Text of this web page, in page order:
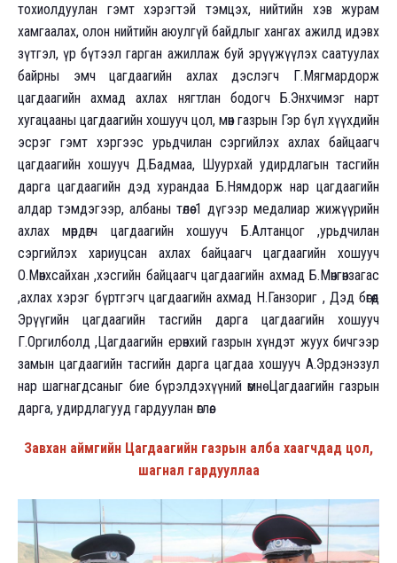
тохиолдуулан гэмт хэрэгтэй тэмцэх, нийтийн хэв журам
хамгаалах, олон нийтийн аюулгүй байдлыг хангах ажилд идэвх
зүтгэл, үр бүтээл гарган ажиллаж буй эрүүжүүлэх саатуулах
байрны эмч цагдаагийн ахлах дэслэгч Г.Мягмардорж
цагдаагийн ахмад ахлах нягтлан бодогч Б.Энхчимэг нарт
хугацааны цагдаагийн хошууч цол, мөн газрын Гэр бүл хүүхдийн
эсрэг гэмт хэргээс урьдчилан сэргийлэх ахлах байцаагч
цагдаагийн хошууч Д.Бадмаа, Шуурхай удирдлагын тасгийн
дарга цагдаагийн дэд хурандаа Б.Нямдорж нар цагдаагийн
алдар тэмдэгээр, албаны төлөө 1 дүгээр медалиар жижүүрийн
ахлах мөрдөгч цагдаагийн хошууч Б.Алтанцог ,урьдчилан
сэргийлэх хариуцсан ахлах байцаагч цагдаагийн хошууч
О.Мөнхсайхан ,хэсгийн байцаагч цагдаагийн ахмад Б.Мөнгөнзагас
,ахлах хэрэг бүртгэгч цагдаагийн ахмад Н.Ганзориг , Дэд бөгөөд
Эрүүгийн цагдаагийн тасгийн дарга цагдаагийн хошууч
Г.Оргилболд ,Цагдаагийн ерөнхий газрын хүндэт жуух бичгээр
замын цагдаагийн тасгийн дарга цагдаа хошууч А.Эрдэнэзул
нар шагнагдсаныг бие бүрэлдэхүүний өмнө Цагдаагийн газрын
дарга, удирдлагууд гардуулан өглөө.
Завхан аймгийн Цагдаагийн газрын алба хаагчдад цол,
шагнал гардууллаа